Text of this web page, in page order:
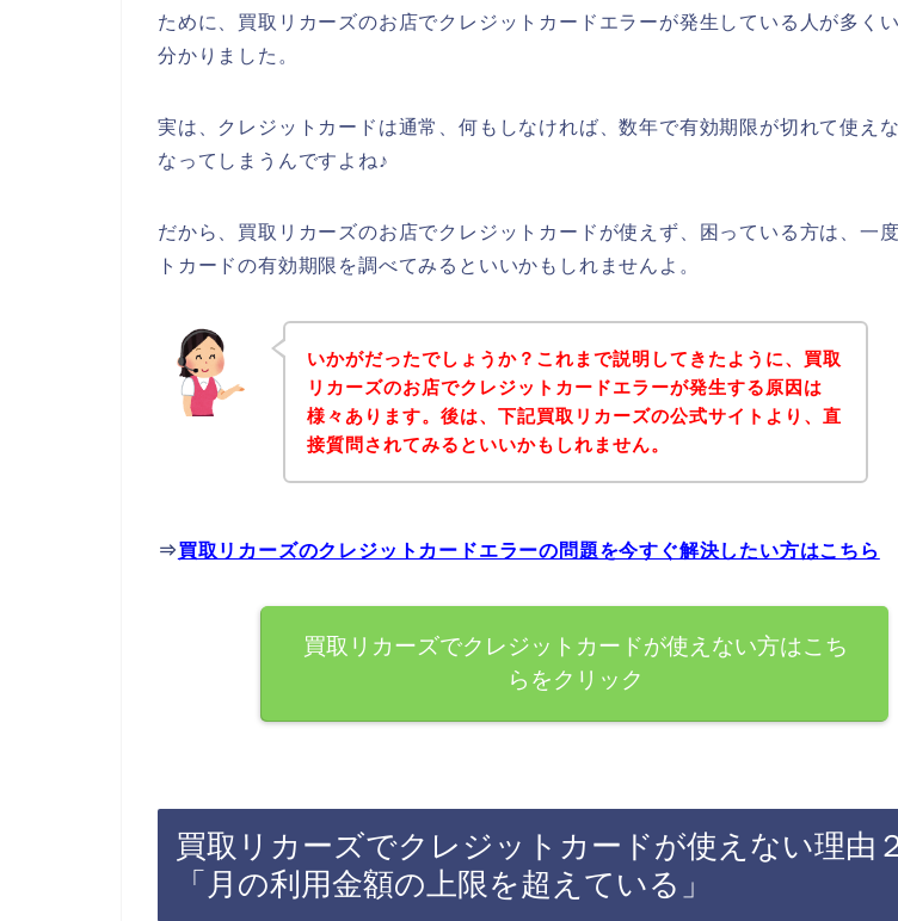
ために、買取リカーズのお店でクレジットカードエラーが発生している人が多く
分かりました。
実は、クレジットカードは通常、何もしなければ、数年で有効期限が切れて使え
なってしまうんですよね♪
だから、買取リカーズのお店でクレジットカードが使えず、困っている方は、一
トカードの有効期限を調べてみるといいかもしれませんよ。
いかがだったでしょうか？これまで説明してきたように、買取
リカーズのお店でクレジットカードエラーが発生する原因は
様々あります。後は、下記買取リカーズの公式サイトより、直
接質問されてみるといいかもしれません。
⇒買取リカーズのクレジットカードエラーの問題を今すぐ解決したい方はこちら
買取リカーズでクレジットカードが使えない方はこち
らをクリック
買取リカーズでクレジットカードが使えない理由
「月の利用金額の上限を超えている」